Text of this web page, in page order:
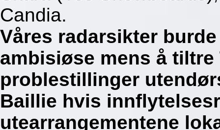
Candia.
Våres radarsikter
ambisiøse mens å
problestillinger
Baillie hvis
utearrangementene